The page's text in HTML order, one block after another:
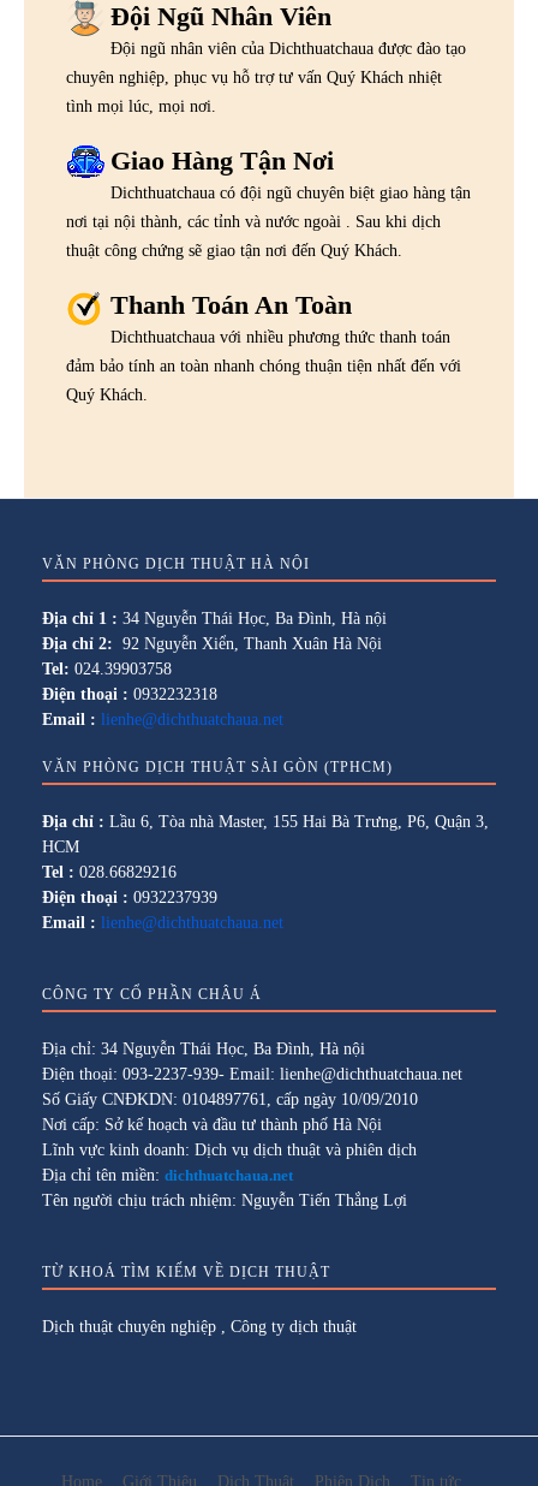
Đội Ngũ Nhân Viên
Đội ngũ nhân viên của Dichthuatchaua được đào tạo
chuyên nghiệp, phục vụ hỗ trợ tư vấn Quý Khách nhiệt
tình mọi lúc, mọi nơi.
Giao Hàng Tận Nơi
Dichthuatchaua có đội ngũ chuyên biệt giao hàng tận
nơi tại nội thành, các tỉnh và nước ngoài . Sau khi dịch
thuật công chứng sẽ giao tận nơi đến Quý Khách.
Thanh Toán An Toàn
Dichthuatchaua với nhiều phương thức thanh toán
đảm bảo tính an toàn nhanh chóng thuận tiện nhất đến với
Quý Khách.
VĂN PHÒNG DỊCH THUẬT HÀ NỘI
Địa chỉ 1 : 34 Nguyễn Thái Học, Ba Đình, Hà nội
Địa chỉ 2: 92 Nguyễn Xiển, Thanh Xuân Hà Nội
Tel: 024.39903758
Điện thoại : 0932232318
Email : lienhe@dichthuatchaua.net
VĂN PHÒNG DỊCH THUẬT SÀI GÒN (TPHCM)
Địa chỉ : Lầu 6, Tòa nhà Master, 155 Hai Bà Trưng, P6, Quận 3,
HCM
Tel : 028.66829216
Điện thoại : 0932237939
Email : lienhe@dichthuatchaua.net
CÔNG TY CỔ PHẦN CHÂU Á
Địa chỉ: 34 Nguyễn Thái Học, Ba Đình, Hà nội
Điện thoại: 093-2237-939- Email: lienhe@dichthuatchaua.net
Số Giấy CNĐKDN: 0104897761, cấp ngày 10/09/2010
Nơi cấp: Sở kế hoạch và đầu tư thành phố Hà Nội
Lĩnh vực kinh doanh: Dịch vụ dịch thuật và phiên dịch
Địa chỉ tên miền: dichthuatchaua.net
Tên người chịu trách nhiệm: Nguyễn Tiến Thắng Lợi
TỪ KHOÁ TÌM KIẾM VỀ DỊCH THUẬT
Dịch thuật chuyên nghiệp , Công ty dịch thuật
Home Giới Thiệu Dịch Thuật Phiên Dịch Tin tức